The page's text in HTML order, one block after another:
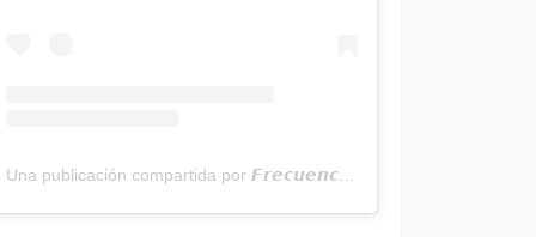
Una publicación compartida por 𝙁𝙧𝙚𝙘𝙪𝙚𝙣𝙘𝙞𝙖 𝙉𝙤𝙩𝙞𝙘𝙞𝙖𝙨 | Programa Radial (@frecuencianoticias)